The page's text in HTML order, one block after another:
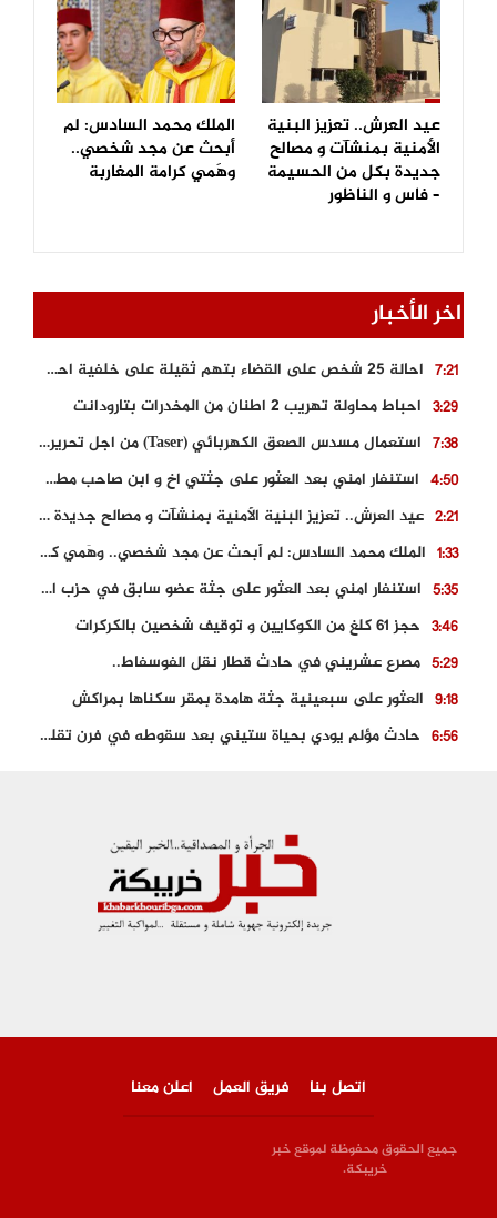
عيد العرش.. تعزيز البنية
الأمنية بمنشآت و مصالح
جديدة بكل من الحسيمة
– فاس و الناظور
الملك محمد السادس: لم
أبحث عن مجد شخصي..
وهَمي كرامة المغاربة
اخر الأخبار
7:21
احالة 25 شخص على القضاء بتهم ثقيلة على خلفية احداث المناطق الشمالية
3:29 احباط محاولة تهريب 2 اطنان من المخدرات بتارودانت
7:38
استعمال مسدس الصعق الكهربائي (Taser) من اجل تحرير شابة محتجزة
4:50
استنفار امني بعد العثور على جثتي اخ و ابن صاحب مطعم اسماك مشهور بطنجة
2:21
عيد العرش.. تعزيز البنية الأمنية بمنشآت و مصالح جديدة بكل من الحسيمة – فاس و الناظور
1:33
الملك محمد السادس: لم أبحث عن مجد شخصي.. وهَمي كرامة المغاربة
5:35
استنفار امني بعد العثور على جثة عضو سابق في حزب المصباح بالقنيطرة..
3:46 حجز 61 كلغ من الكوكايين و توقيف شخصين بالكركرات
5:29 مصرع عشريني في حادث قطار نقل الفوسفاط..
9:18 العثور على سبعينية جثة هامدة بمقر سكناها بمراكش
6:56
حادث مؤلم يودي بحياة ستيني بعد سقوطه في فرن تقليدي “للجير”
اتصل بنا فريق العمل اعلن معنا
جميع الحقوق محفوظة لموقع خبر
خريبكة.